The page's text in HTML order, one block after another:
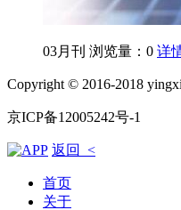
03月刊 浏览量：0 详
Copyright © 2016-2018
京ICP备12005242号-1
返回 <
首页
关于